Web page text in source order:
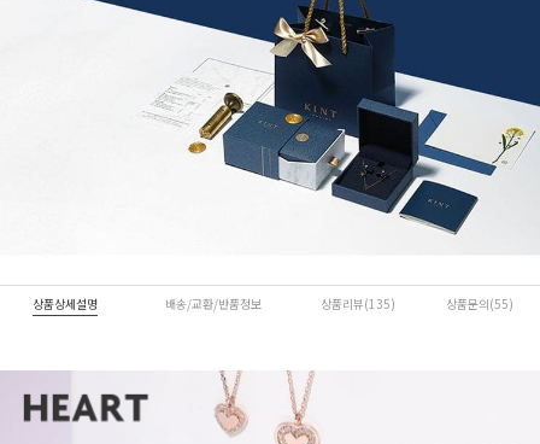
상품상세설명 배송/교환/반품정보 상품리뷰(135) 상품문의(55)